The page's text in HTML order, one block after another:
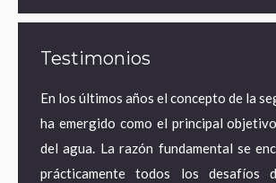
Testimonios
En los últimos años el concepto de la
ha emergido como el principal
del agua. La razón fundamental se
prácticamente todos los desafíos